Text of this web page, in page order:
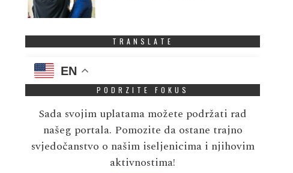
TRANSLATE
EN
PODRZITE FOKUS
Sada svojim uplatama možete podržati rad
našeg portala. Pomozite da ostane trajno
svjedočanstvo o našim iseljenicima i njihovim
aktivnostima!